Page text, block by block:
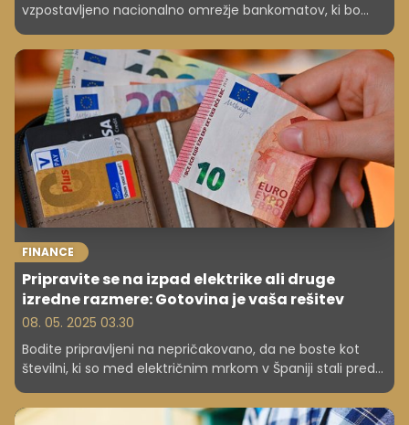
vzpostavljeno nacionalno omrežje bankomatov, ki bo
omogočalo brezplačen dvig gotovine. Rešitev je del
predloga zakona, ki je že v parlamentarni obravnavi in
predvideva tudi brezplačno vodenje računa, po
navedbah vlade pa bo olajšal dostop do osnovnih
bančnih storitev.
FINANCE
Pripravite se na izpad elektrike ali druge
izredne razmere: Gotovina je vaša rešitev
08. 05. 2025 03.30
Bodite pripravljeni na nepričakovano, da ne boste kot
številni, ki so med električnim mrkom v Španiji stali pred
količina denarja, ki jo morate imeti doma. Kje hraniti